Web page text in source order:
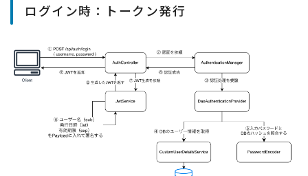
ログイン時：トークン発行